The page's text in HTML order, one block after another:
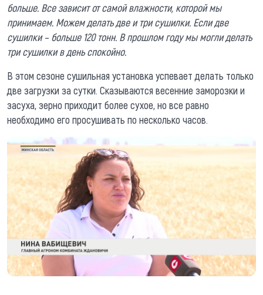
больше. Все зависит от самой влажности, которой мы
принимаем. Можем делать две и три сушилки. Если две
сушилки – больше 120 тонн. В прошлом году мы могли делать
три сушилки в день спокойно.
В этом сезоне сушильная установка успевает делать только
две загрузки за сутки. Сказываются весенние заморозки и
засуха, зерно приходит более сухое, но все равно
необходимо его просушивать по несколько часов.